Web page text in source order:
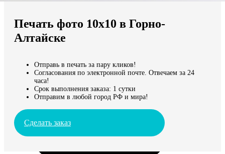
Мы доставляем по всему миру
Продолжить без города
Печать фото 10х10 в Горно-
Алтайске
Отправь в печать за пару кликов!
Согласования по электронной почте. Отвечаем за 24
часа!
Срок выполнения заказа: 1 сутки
Отправим в любой город РФ и мира!
Сделать заказ